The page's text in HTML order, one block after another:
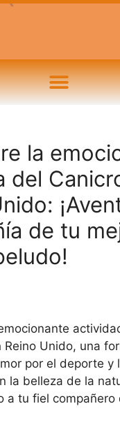
la
del
de tu
Reino Unido, una
por el deporte y
la belleza de la
a tu fiel compañero